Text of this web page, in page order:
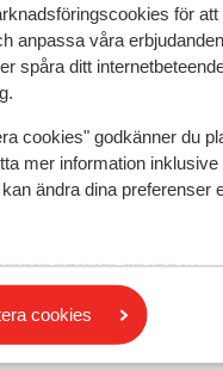
för
anpassa våra
spåra ditt
cookies" godkänner du
mer information
ändra dina preferenser
cookies
till pist ca 300 m
till skidbuss ca 150 m
butiker ca 100 m
restaurang ca 100 m